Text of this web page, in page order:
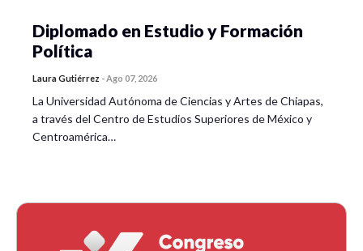
Diplomado en Estudio y Formación
Política
Laura Gutiérrez -Ago 07, 2026
La Universidad Autónoma de Ciencias y Artes de Chiapas,
a través del Centro de Estudios Superiores de México y
Centroamérica…